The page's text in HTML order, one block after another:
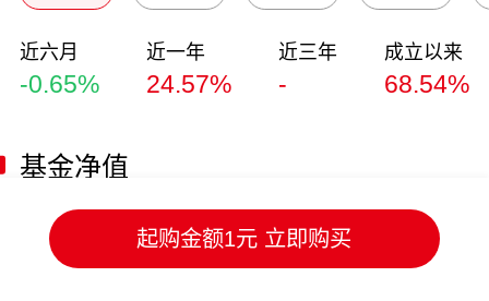
近六月
-0.65%
近一年
24.57%
近三年
-
成立以来
68.54%
基金净值
净值日期 日涨跌幅
2026-08-05 3.07%
起购金额1元 立即购买